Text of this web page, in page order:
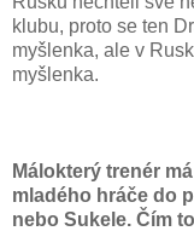
klubu, proto se ten
myšlenka, ale v
myšlenka.
Málokterý trenér
mladého hráče do
nebo Sukele. Čím